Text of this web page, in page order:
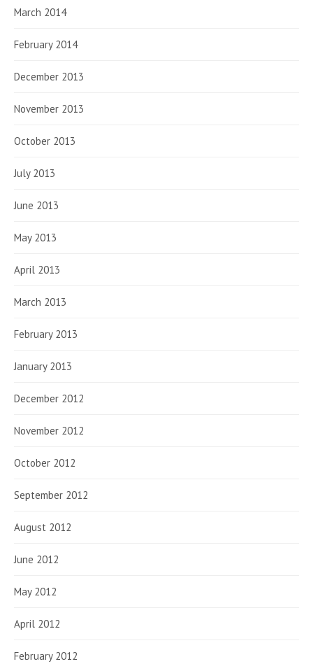
March 2014
February 2014
December 2013
November 2013
October 2013
July 2013
June 2013
May 2013
April 2013
March 2013
February 2013
January 2013
December 2012
November 2012
October 2012
September 2012
August 2012
June 2012
May 2012
April 2012
February 2012